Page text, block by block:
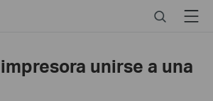
SearchMenu
unirse a una